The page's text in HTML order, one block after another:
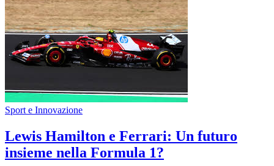
Sport e Innovazione
Lewis Hamilton e Ferrari: Un futuro
insieme nella Formula 1?